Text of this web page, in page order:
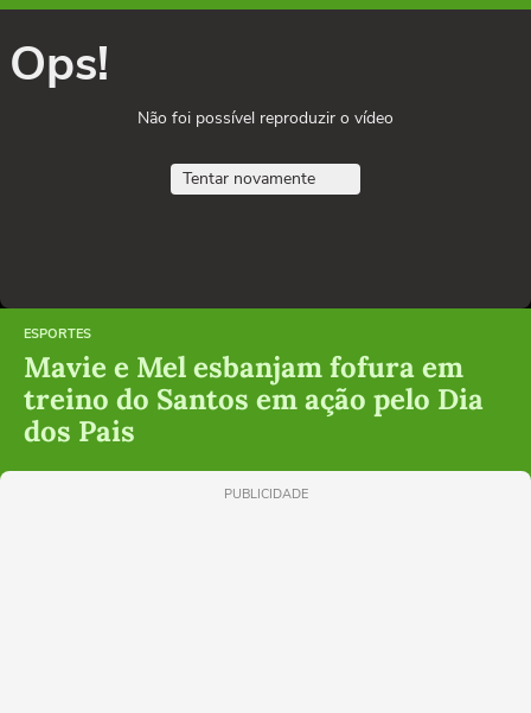
Ops!
Não foi possível reproduzir o vídeo
Tentar novamente
ESPORTES
Mavie e Mel esbanjam fofura em
treino do Santos em ação pelo Dia
dos Pais
PUBLICIDADE